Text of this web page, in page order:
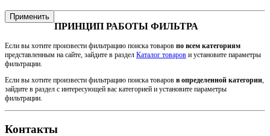
Применить
ПРИНЦИП РАБОТЫ ФИЛЬТРА
Если вы хотите произвести фильтрацию поиска товаров по всем категориям
представленным на сайте, зайдите в раздел Каталог товаров и установите параметры
фильтрации.
Если вы хотите произвести фильтрацию поиска товаров в определенной категории,
зайдите в раздел с интересующей вас категорией и установите параметры
фильтрации.
Контакты